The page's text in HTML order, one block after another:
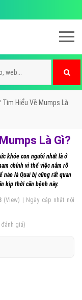
Tìm Hiểu Về Mumps Là
Là Gì?
khỏe con người nhất là ở
chính vì thế việc nắm rõ
là Quai bị cũng rất quan
kịp thời căn bệnh này.
(View) | Ngày cập nhật nội
đánh giá)